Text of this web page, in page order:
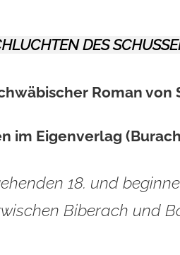
DES
Roman von
im Eigenverlag
18. und
Biberach und